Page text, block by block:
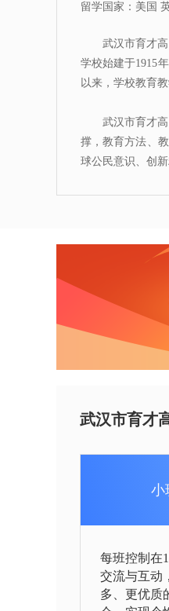
留学国家：美国
武汉市育才
学校始建于1915
以来，学校教育
武汉市育才
撑，教育方法、
球公民意识、创
武汉市育才
小
每班控制在
交流与互动
多、更优质